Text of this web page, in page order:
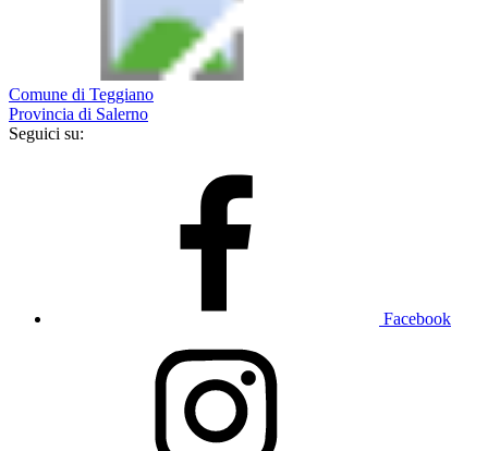
Comune di Teggiano
Provincia di Salerno
Seguici su:
Facebook